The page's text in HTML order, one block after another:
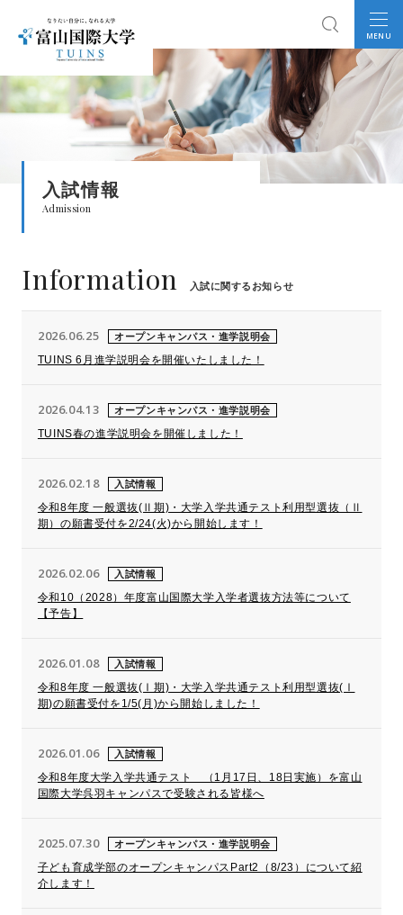
MENU
入試情報
Admission
Information 入試に関するお知らせ
2026.06.25 オープンキャンパス・進学説明会
TUINS 6月進学説明会を開催いたしました！
2026.04.13 オープンキャンパス・進学説明会
TUINS春の進学説明会を開催しました！
2026.02.18 入試情報
令和8年度 一般選抜(Ⅱ期)・大学入学共通テスト利用型選抜（Ⅱ
期）の願書受付を2/24(火)から開始します！
2026.02.06 入試情報
令和10（2028）年度富山国際大学入学者選抜方法等について
【予告】
2026.01.08 入試情報
令和8年度 一般選抜(Ⅰ期)・大学入学共通テスト利用型選抜(Ⅰ
期)の願書受付を1/5(月)から開始しました！
2026.01.06 入試情報
令和8年度大学入学共通テスト （1月17日、18日実施）を富山
国際大学呉羽キャンパスで受験される皆様へ
2025.07.30 オープンキャンパス・進学説明会
子ども育成学部のオープンキャンパスPart2（8/23）について紹
介します！